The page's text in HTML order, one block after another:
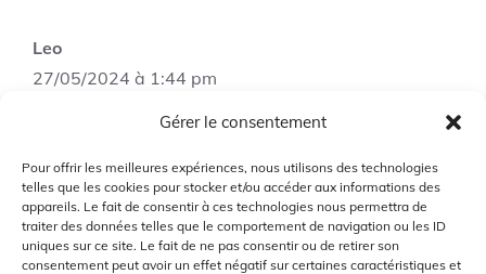
Gérer le consentement
Pour offrir les meilleures expériences, nous utilisons des technologies
telles que les cookies pour stocker et/ou accéder aux informations des
appareils. Le fait de consentir à ces technologies nous permettra de
traiter des données telles que le comportement de navigation ou les ID
uniques sur ce site. Le fait de ne pas consentir ou de retirer son
consentement peut avoir un effet négatif sur certaines caractéristiques et
Leo
27/05/2024 à 1:44 pm
Pourriez-vous donner plus de détails sur la
durabilité des PUMA Grip Fusion 2.0? C’est
un critère important pour moi lors de l’achat
de chaussures de golf.